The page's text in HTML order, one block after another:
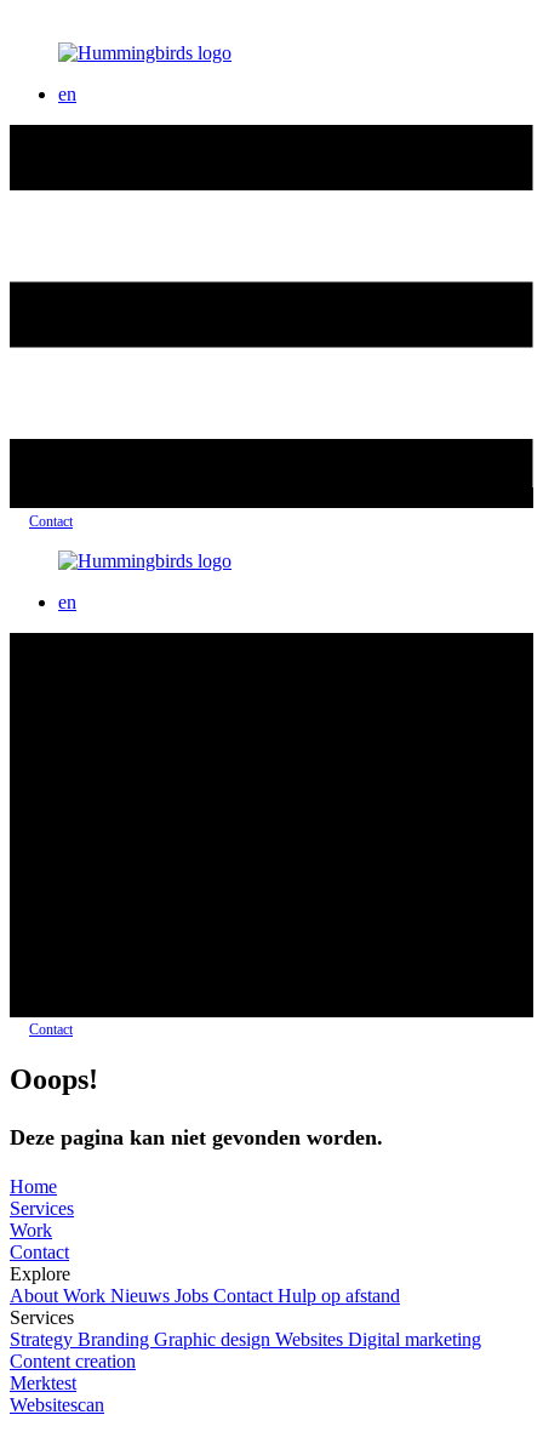
en
Contact
en
Contact
Ooops!
Deze pagina kan niet gevonden worden.
Home
Services
Work
Contact
Explore
About Work Nieuws Jobs Contact Hulp op afstand
Services
Strategy Branding Graphic design Websites Digital marketing
Content creation
Merktest
Websitescan